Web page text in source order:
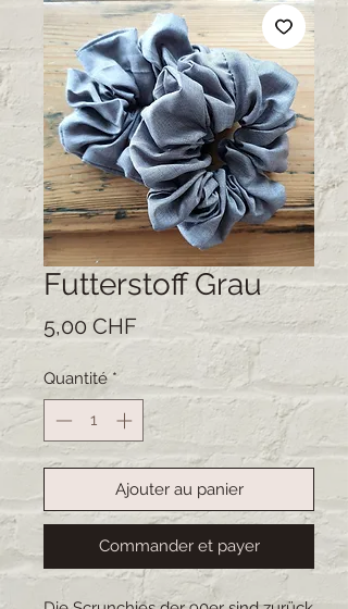
Futterstoff Grau
5,00 CHFPrix
Quantité *
Ajouter au panier
Commander et payer